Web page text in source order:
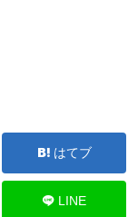
はてブ
LINE